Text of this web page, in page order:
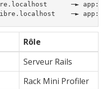
─►
Rôle
Serveur Rails
Rack Mini Profiler